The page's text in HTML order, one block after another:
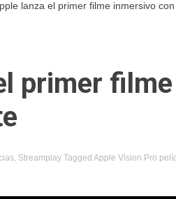
lanza el primer filme inmersivo
primer
, Streamplay Tagged Apple Vision Pro